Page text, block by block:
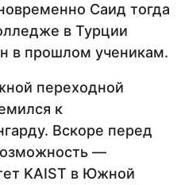
Саид тогда
в Турции
в прошлом ученикам.
переходной
к
Вскоре перед
—
KAIST в Южной